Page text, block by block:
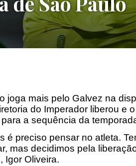
joga mais pelo Galvez na
do Imperador liberou e
a sequência da
é preciso pensar no atleta.
mas decidimos pela
Igor Oliveira.